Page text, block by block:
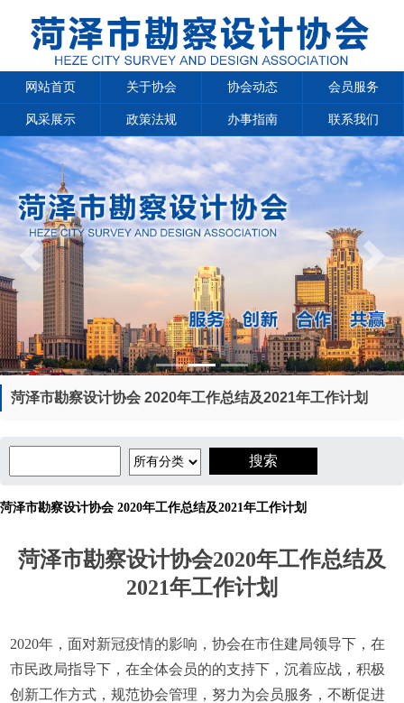
网站首页 关于协会 协会动态 会员服务
风采展示 政策法规 办事指南 联系我们
Previous Next
菏泽市勘察设计协会 2020年工作总结及2021年工作计划
菏泽市勘察设计协会 2020年工作总结及2021年工作计划
菏泽市勘察设计协会2020年工作总结及
2021年工作计划
2020年，面对新冠疫情的影响，协会在市住建局领导下，在
市民政局指导下，在全体会员的的支持下，沉着应战，积极
创新工作方式，规范协会管理，努力为会员服务，不断促进